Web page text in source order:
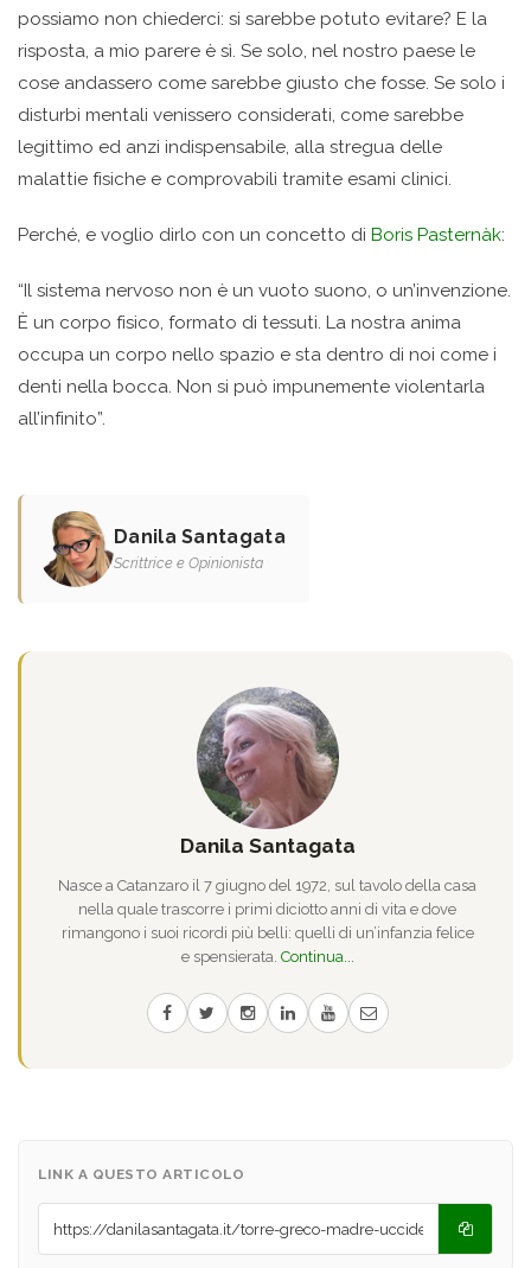
possiamo non chiederci: si sarebbe potuto evitare? E la
risposta, a mio parere è sì. Se solo, nel nostro paese le
cose andassero come sarebbe giusto che fosse. Se solo i
disturbi mentali venissero considerati, come sarebbe
legittimo ed anzi indispensabile, alla stregua delle
malattie fisiche e comprovabili tramite esami clinici.
Perché, e voglio dirlo con un concetto di Boris Pasternàk:
“Il sistema nervoso non è un vuoto suono, o un’invenzione.
Ѐ un corpo fisico, formato di tessuti. La nostra anima
occupa un corpo nello spazio e sta dentro di noi come i
denti nella bocca. Non si può impunemente violentarla
all’infinito”.
Danila Santagata
Scrittrice e Opinionista
Danila Santagata
Nasce a Catanzaro il 7 giugno del 1972, sul tavolo della casa
nella quale trascorre i primi diciotto anni di vita e dove
rimangono i suoi ricordi più belli: quelli di un’infanzia felice
e spensierata. Continua...
LINK A QUESTO ARTICOLO